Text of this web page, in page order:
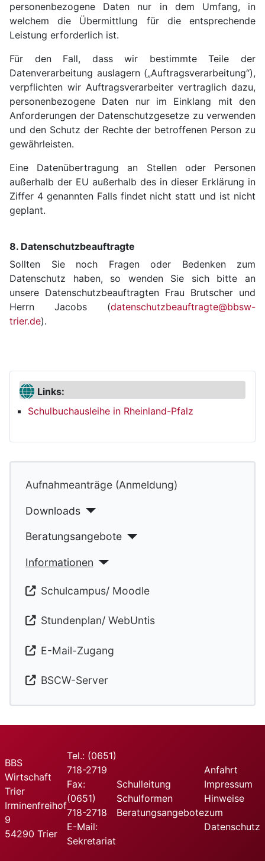
Aufnahmeanträge (Anmeldung)
Downloads
Beratungsangebote
Informationen
Schulcampus/ Moodle
Stundenplan/ WebUntis
E-Mail-Zugang
BSCW-Server
personenbezogene Daten nur in dem Umfang, in
welchem die Übermittlung für die entsprechende
Leistung erforderlich ist.
Für den Fall, dass wir bestimmte Teile der
Datenverarbeitung auslagern („Auftragsverarbeitung“),
verpflichten wir Auftragsverarbeiter vertraglich dazu,
personenbezogene Daten nur im Einklang mit den
Anforderungen der Datenschutzgesetze zu verwenden
und den Schutz der Rechte der betroffenen Person zu
gewährleisten.
Eine Datenübertragung an Stellen oder Personen
außerhalb der EU außerhalb des in dieser Erklärung in
Ziffer 4 genannten Falls findet nicht statt und ist nicht
geplant.
8. Datenschutzbeauftragte
Sollten Sie noch Fragen oder Bedenken zum
Datenschutz haben, so wenden Sie sich bitte an
unsere Datenschutzbeauftragten Frau Brutscher und
Herrn Jacobs (datenschutzbeauftragte@bbsw-
trier.de).
Links:
Schulbuchausleihe in Rheinland-Pfalz
BBS
Wirtschaft
Trier
Irminenfreihof
9
54290 Trier
Tel.: (0651)
718-2719
Fax:
(0651)
718-2718
E-Mail:
Sekretariat
Schulleitung
Schulformen
Beratungsangebote
Anfahrt
Impressum
Hinweise
zum
Datenschutz